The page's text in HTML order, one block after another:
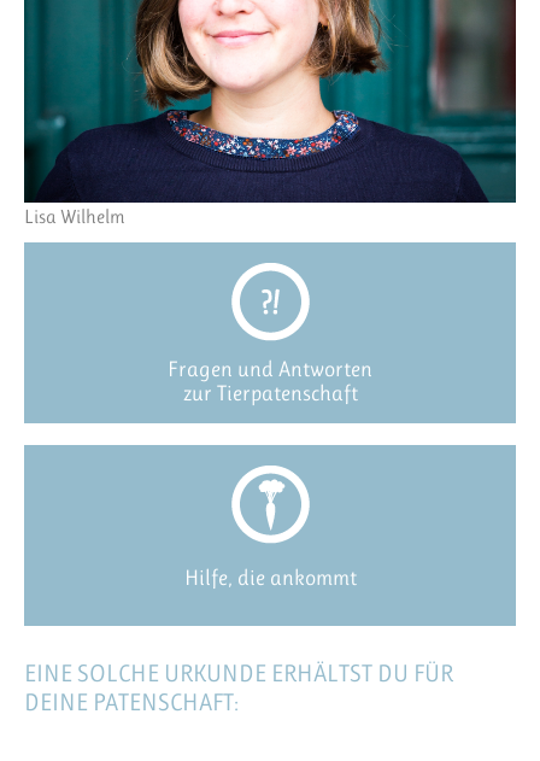
Lisa Wilhelm
Fragen und Antworten
zur Tierpatenschaft
Hilfe, die ankommt
EINE SOLCHE URKUNDE ERHÄLTST DU FÜR
DEINE PATENSCHAFT: